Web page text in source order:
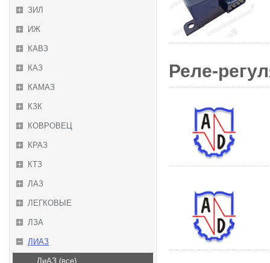
ЗИЛ
ИЖ
КАВЗ
КАЗ
КАМАЗ
КЗК
КОВРОВЕЦ
КРАЗ
КТЗ
ЛАЗ
ЛЕГКОВЫЕ
ЛЗА
ЛИАЗ
ЛиАЗ (все)
Реле-